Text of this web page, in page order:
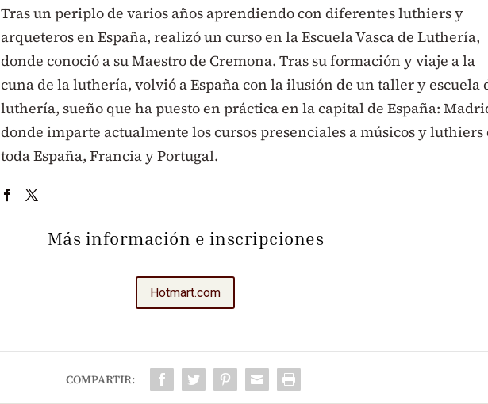
Tras un periplo de varios años aprendiendo con diferentes luthiers y
arqueteros en España, realizó un curso en la Escuela Vasca de Luthería,
donde conoció a su Maestro de Cremona. Tras su formación y viaje a la
cuna de la luthería, volvió a España con la ilusión de un taller y escuela
luthería, sueño que ha puesto en práctica en la capital de España:
donde imparte actualmente los cursos presenciales a músicos y luthiers
toda España, Francia y Portugal.
Más información e inscripciones
Hotmart.com
COMPARTIR: